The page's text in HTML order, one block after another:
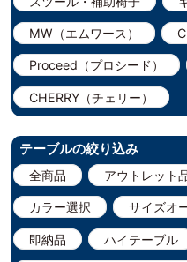
MW（エムワース）
Proceed（プロシード）
CHERRY（チェリー）
テーブルの絞り込み
全商品 アウトレット
カラー選択 サイズオ
即納品 ハイテーブル